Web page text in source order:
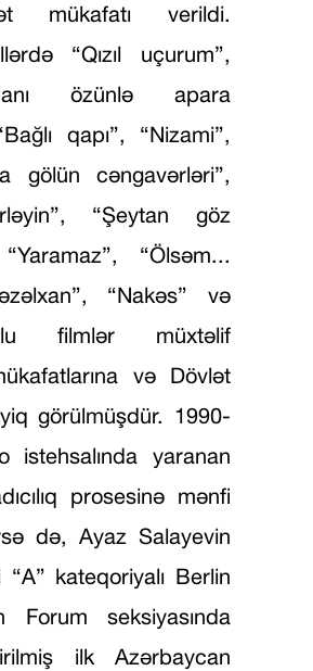
mükafatı verildi.
“Qızıl uçurum”,
özünlə apara
qapı”, “Nizami”,
gölün cəngavərləri”,
“Şeytan göz
“Ölsəm...
“Nakəs” və
filmlər müxtəlif
və Dövlət
görülmüşdür. 1990-
istehsalında yaranan
prosesinə mənfi
də, Ayaz Salayevin
“A” kateqoriyalı Berlin
Forum seksiyasında
ilk Azərbaycan